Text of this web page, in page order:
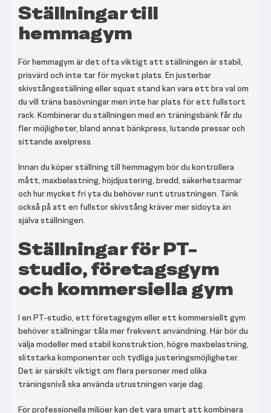
Ställningar till
hemmagym
För hemmagym är det ofta viktigt att ställningen är stabil,
prisvärd och inte tar för mycket plats. En justerbar
skivstångsställning eller squat stand kan vara ett bra val om
du vill träna basövningar men inte har plats för ett fullstort
rack. Kombinerar du ställningen med en träningsbänk får du
fler möjligheter, bland annat bänkpress, lutande pressar och
sittande axelpress.
Innan du köper ställning till hemmagym bör du kontrollera
mått, maxbelastning, höjdjustering, bredd, säkerhetsarmar
och hur mycket fri yta du behöver runt utrustningen. Tänk
också på att en fullstor skivstång kräver mer sidoyta än
själva ställningen.
Ställningar för PT-
studio, företagsgym
och kommersiella gym
I en PT-studio, ett företagsgym eller ett kommersiellt gym
behöver ställningar tåla mer frekvent användning. Här bör du
välja modeller med stabil konstruktion, högre maxbelastning,
slitstarka komponenter och tydliga justeringsmöjligheter.
Det är särskilt viktigt om flera personer med olika
träningsnivå ska använda utrustningen varje dag.
För professionella miljöer kan det vara smart att kombinera